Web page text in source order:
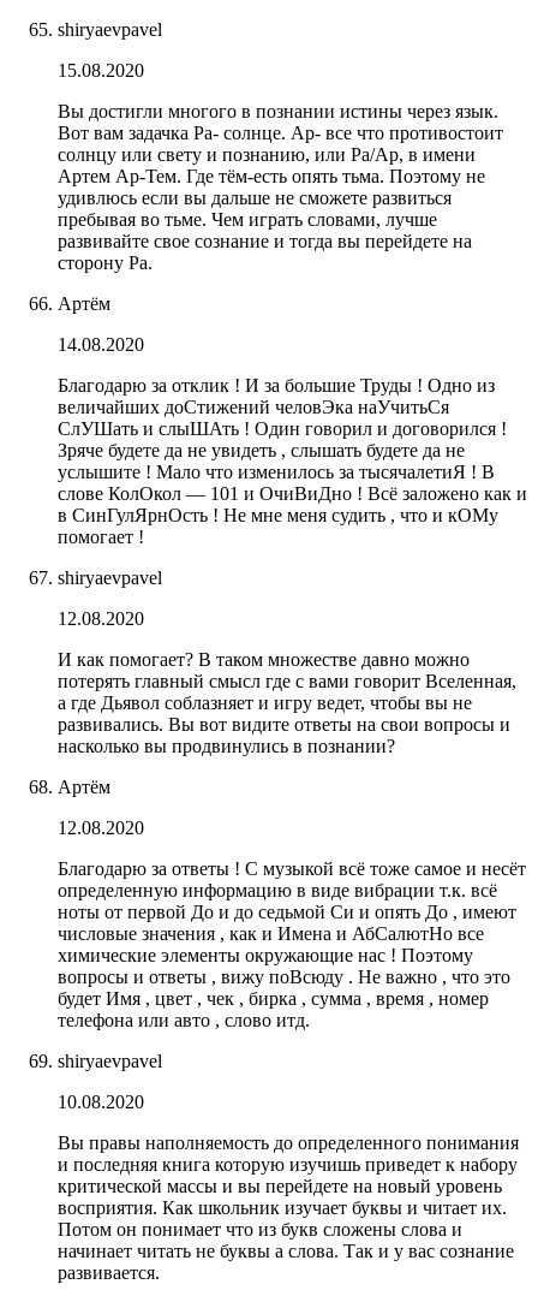
shiryaevpavel
15.08.2020
Вы достигли многого в познании истины через язык.
Вот вам задачка Ра- солнце. Ар- все что противостоит
солнцу или свету и познанию, или Ра/Ар, в имени
Артем Ар-Тем. Где тём-есть опять тьма. Поэтому не
удивлюсь если вы дальше не сможете развиться
пребывая во тьме. Чем играть словами, лучше
развивайте свое сознание и тогда вы перейдете на
сторону Ра.
Артём
14.08.2020
Благодарю за отклик ! И за большие Труды ! Одно из
величайших доСтижений человЭка наУчитьСя
СлУШать и слыШАть ! Один говорил и договорился !
Зряче будете да не увидеть , слышать будете да не
услышите ! Мало что изменилось за тысячалетиЯ ! В
слове КолОкол — 101 и ОчиВиДно ! Всё заложено как и
в СинГулЯрнОсть ! Не мне меня судить , что и кОМу
помогает !
shiryaevpavel
12.08.2020
И как помогает? В таком множестве давно можно
потерять главный смысл где с вами говорит Вселенная,
а где Дьявол соблазняет и игру ведет, чтобы вы не
развивались. Вы вот видите ответы на свои вопросы и
насколько вы продвинулись в познании?
Артём
12.08.2020
Благодарю за ответы ! С музыкой всё тоже самое и несёт
определенную информацию в виде вибрации т.к. всё
ноты от первой До и до седьмой Си и опять До , имеют
числовые значения , как и Имена и АбСалютНо все
химические элементы окружающие нас ! Поэтому
вопросы и ответы , вижу поВсюду . Не важно , что это
будет Имя , цвет , чек , бирка , сумма , время , номер
телефона или авто , слово итд.
shiryaevpavel
10.08.2020
Вы правы наполняемость до определенного понимания
и последняя книга которую изучишь приведет к набору
критической массы и вы перейдете на новый уровень
восприятия. Как школьник изучает буквы и читает их.
Потом он понимает что из букв сложены слова и
начинает читать не буквы а слова. Так и у вас сознание
развивается.